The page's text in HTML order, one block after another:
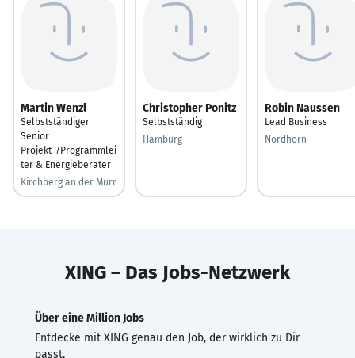
Martin Wenzl
Selbstständiger
Senior
Projekt-/Programmlei
ter & Energieberater
Kirchberg an der Murr
Christopher Ponitz
Selbstständig
Hamburg
Robin Naussen
Lead Business
Nordhorn
XING – Das Jobs-Netzwerk
Über eine Million Jobs
Entdecke mit XING genau den Job, der wirklich zu Dir
passt.